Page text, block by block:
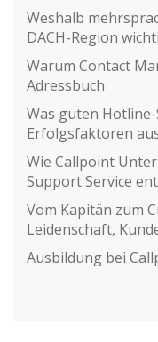
Weshalb
DACH-Region
Warum Contact
Adressbuch
Was guten
Erfolgsfaktoren
Wie Callpoint
Support Service
Vom Kapitän zum
Leidenschaft,
Ausbildung bei